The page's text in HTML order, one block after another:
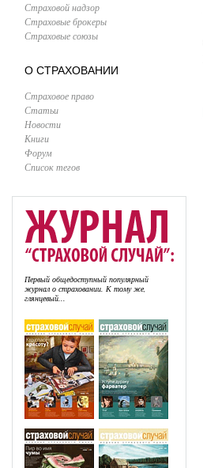
Страховой надзор
Страховые брокеры
Страховые союзы
О СТРАХОВАНИИ
Страховое право
Статьи
Новости
Книги
Форум
Список тегов
Первый общедоступный популярный
журнал о страховании. К тому же,
глянцевый...